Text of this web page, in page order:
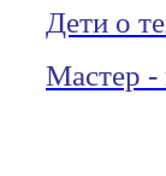
Дети о
Мастер -